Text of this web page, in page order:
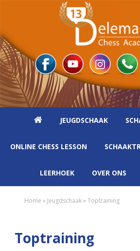
hoofdnavigatie
hoofd
inhoud
eerste
sidebar
JEUGDSCHAAK
ONLINE CHESS LESSON
LEERHOEK OVER ONS
Home » Jeugdschaak»Toptraining
Toptraining